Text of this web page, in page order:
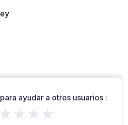
ayudar a otros usuarios :